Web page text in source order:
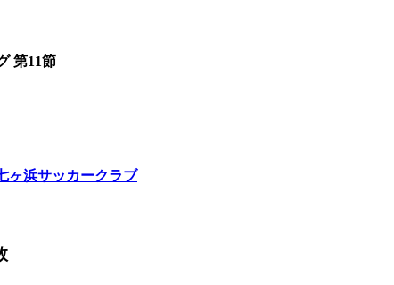
第11節
ヶ浜サッカークラブ